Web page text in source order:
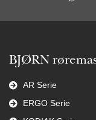
BJØRN
AR Serie
ERGO Serie